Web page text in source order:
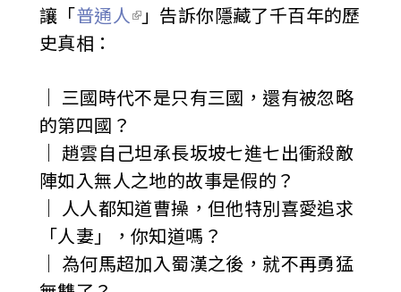
讓「普通人
」告訴你隱藏了千百年的歷
史真相：
｜ 三國時代不是只有三國，還有被忽略
的第四國？
｜ 趙雲自己坦承長坂坡七進七出衝殺敵
陣如入無人之地的故事是假的？
｜ 人人都知道曹操，但他特別喜愛追求
「人妻」，你知道嗎？
｜ 為何馬超加入蜀漢之後，就不再勇猛